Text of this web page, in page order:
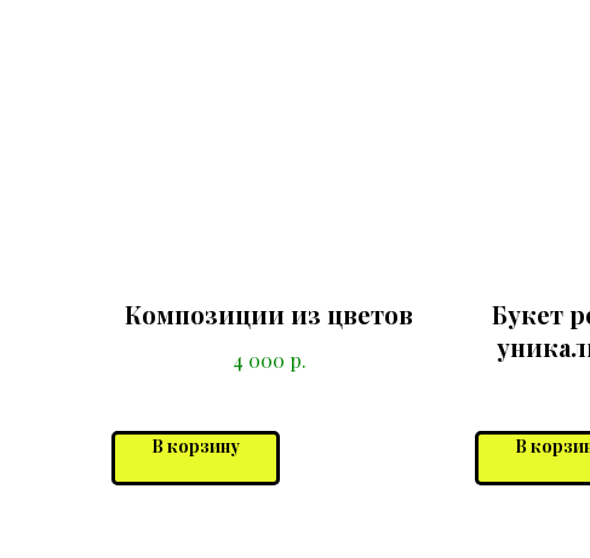
Композиции из цветов
4 000 р.
В корзину
Букет
В